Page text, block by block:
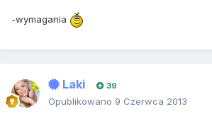
-wymagania
Laki 39
Opublikowano 9 Czerwca 2013